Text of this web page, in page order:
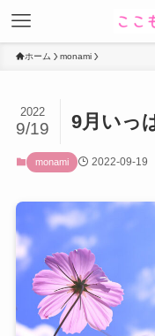
ホーム monami
9月いっ
2022
9/19
monami 2022-09-19